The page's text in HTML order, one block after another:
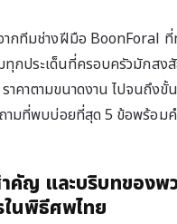
กทีมช่างฝีมือ BoonForal ที่
กประเด็นที่ครอบครัวมักสง
ราคาตามขนาดงาน ไปจนถึง
ามที่พบบ่อยที่สุด 5 ข้อพร้อมค
คัญ และบริบทของพ
นพิธีศพไทย